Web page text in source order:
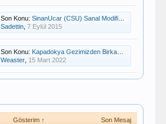
Son Konu: SinanUcar (CSU) Sanal Modifiye
Sadettin, 7 Eylül 2015
Son Konu: Kapadokya Gezimizden Birkaç Kare
Weaster, 15 Mart 2022
Gösterim ↑ Son Mesaj